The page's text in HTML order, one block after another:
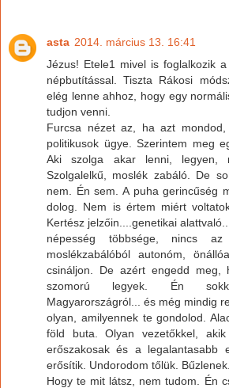
asta 2014. március 13. 16:41
Jézus! Etele1 mivel is foglalkozik
népbutítással. Tiszta Rákosi
elég lenne ahhoz, hogy egy
tudjon venni.
Furcsa nézet az, ha azt
politikusok ügye. Szerintem meg
Aki szolga akar lenni, legyen,
Szolgalelkű, moslék zabáló. De
nem. Én sem. A puha gerincűség
dolog. Nem is értem miért
Kertész jelzőin....genetikai
népesség többsége, nincs
moslékzabálóból autonóm,
csináljon. De azért engedd meg,
szomorú legyek. Én
Magyarországról... és még mindig
olyan, amilyennek te gondolod.
föld buta. Olyan vezetőkkel, akik
erőszakosak és a legalantasabb
erősítik. Undorodom tőlük. Bűzlenek.
Hogy te mit látsz, nem tudom. Én